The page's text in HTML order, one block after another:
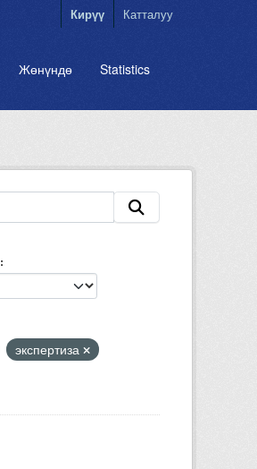
Кирүү Катталуу
Жөнүндө Statistics
экспертиза